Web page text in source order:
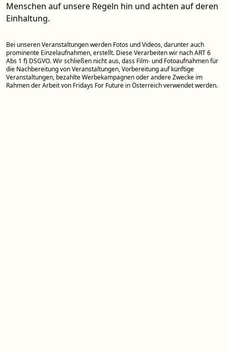
Menschen auf unsere Regeln hin und achten auf deren
Einhaltung.
Bei unseren Veranstaltungen werden Fotos und Videos, darunter auch
prominente Einzelaufnahmen, erstellt. Diese Verarbeiten wir nach ART 6
Abs 1 f) DSGVO. Wir schließen nicht aus, dass Film- und Fotoaufnahmen für
die Nachbereitung von Veranstaltungen, Vorbereitung auf künftige
Veranstaltungen, bezahlte Werbekampagnen oder andere Zwecke im
Rahmen der Arbeit von Fridays For Future in Österreich verwendet werden.